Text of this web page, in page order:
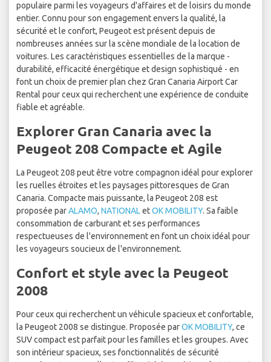
populaire parmi les voyageurs d'affaires et de loisirs du monde
entier. Connu pour son engagement envers la qualité, la
sécurité et le confort, Peugeot est présent depuis de
nombreuses années sur la scène mondiale de la location de
voitures. Les caractéristiques essentielles de la marque -
durabilité, efficacité énergétique et design sophistiqué - en
font un choix de premier plan chez Gran Canaria Airport Car
Rental pour ceux qui recherchent une expérience de conduite
fiable et agréable.
Explorer Gran Canaria avec la
Peugeot 208 Compacte et Agile
La Peugeot 208 peut être votre compagnon idéal pour explorer
les ruelles étroites et les paysages pittoresques de Gran
Canaria. Compacte mais puissante, la Peugeot 208 est
proposée parALAMO, NATIONALetOK MOBILITY. Sa faible
consommation de carburant et ses performances
respectueuses de l'environnement en font un choix idéal pour
les voyageurs soucieux de l'environnement.
Confort et style avec la Peugeot
2008
Pour ceux qui recherchent un véhicule spacieux et confortable,
la Peugeot 2008 se distingue. Proposée parOK MOBILITY, ce
SUV compact est parfait pour les familles et les groupes. Avec
son intérieur spacieux, ses fonctionnalités de sécurité